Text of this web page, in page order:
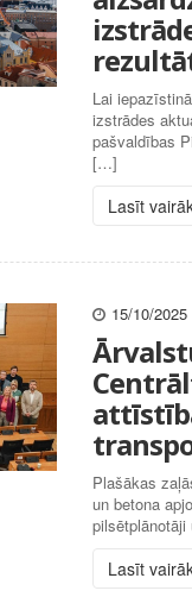
Lai
izstrādes
pašvaldības
[…]
Lasīt
15/10/2025
Plašākas
un betona
Lasīt